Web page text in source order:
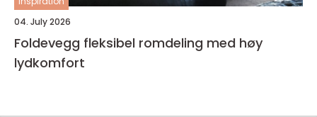
04. July 2026
Foldevegg fleksibel romdeling med høy
lydkomfort